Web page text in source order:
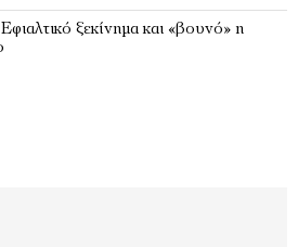
ξεκίνημα και «βουνό» η